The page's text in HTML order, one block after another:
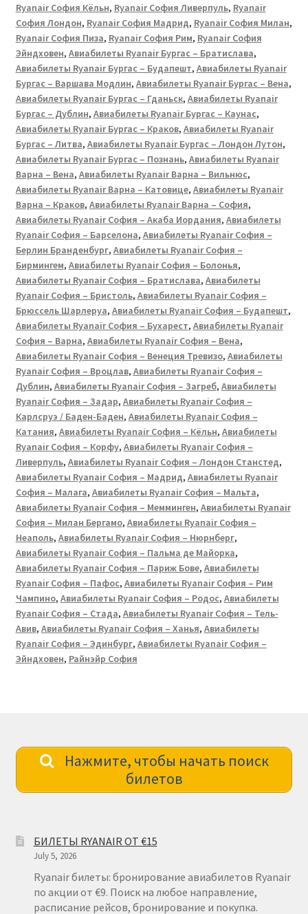
Ryanair София Кёльн, Ryanair София Ливерпуль, Ryanair
София Лондон, Ryanair София Мадрид, Ryanair София Милан,
Ryanair София Пиза, Ryanair София Рим, Ryanair София
Эйндховен, Авиабилеты Ryanair Бургас – Братислава,
Авиабилеты Ryanair Бургас – Будапешт, Авиабилеты Ryanair
Бургас – Варшава Модлин, Авиабилеты Ryanair Бургас – Вена,
Авиабилеты Ryanair Бургас – Гданьск, Авиабилеты Ryanair
Бургас – Дублин, Авиабилеты Ryanair Бургас – Каунас,
Авиабилеты Ryanair Бургас – Краков, Авиабилеты Ryanair
Бургас – Литва, Авиабилеты Ryanair Бургас – Лондон Лутон,
Авиабилеты Ryanair Бургас – Познань, Авиабилеты Ryanair
Варна – Вена, Авиабилеты Ryanair Варна – Вильнюс,
Авиабилеты Ryanair Варна – Катовице, Авиабилеты Ryanair
Варна – Краков, Авиабилеты Ryanair Варна – София,
Авиабилеты Ryanair София – Акаба Иордания, Авиабилеты
Ryanair София – Барселона, Авиабилеты Ryanair София –
Берлин Бранденбург, Авиабилеты Ryanair София –
Бирмингем, Авиабилеты Ryanair София – Болонья,
Авиабилеты Ryanair София – Братислава, Авиабилеты
Ryanair София – Бристоль, Авиабилеты Ryanair София –
Брюссель Шарлеруа, Авиабилеты Ryanair София – Будапешт,
Авиабилеты Ryanair София – Бухарест, Авиабилеты Ryanair
София – Варна, Авиабилеты Ryanair София – Вена,
Авиабилеты Ryanair София – Венеция Тревизо, Авиабилеты
Ryanair София – Вроцлав, Авиабилеты Ryanair София –
Дублин, Авиабилеты Ryanair София – Загреб, Авиабилеты
Ryanair София – Задар, Авиабилеты Ryanair София –
Карлсруэ / Баден-Баден, Авиабилеты Ryanair София –
Катания, Авиабилеты Ryanair София – Кёльн, Авиабилеты
Ryanair София – Корфу, Авиабилеты Ryanair София –
Ливерпуль, Авиабилеты Ryanair София – Лондон Станстед,
Авиабилеты Ryanair София – Мадрид, Авиабилеты Ryanair
София – Малага, Авиабилеты Ryanair София – Мальта,
Авиабилеты Ryanair София – Мемминген, Авиабилеты Ryanair
София – Милан Бергамо, Авиабилеты Ryanair София –
Неаполь, Авиабилеты Ryanair София – Нюрнберг,
Авиабилеты Ryanair София – Пальма де Майорка,
Авиабилеты Ryanair София – Париж Бове, Авиабилеты
Ryanair София – Пафос, Авиабилеты Ryanair София – Рим
Чампино, Авиабилеты Ryanair София – Родос, Авиабилеты
Ryanair София – Стада, Авиабилеты Ryanair София – Тель-
Авив, Авиабилеты Ryanair София – Ханья, Авиабилеты
Ryanair София – Эдинбург, Авиабилеты Ryanair София –
Эйндховен, Райнэйр София
Нажмите, чтобы начать поиск
билетов
БИЛЕТЫ RYANAIR ОТ €15
July 5, 2026
Ryanair билеты: бронирование авиабилетов Ryanair
по акции от €9. Поиск на любое направление,
расписание рейсов, бронирование и покупка.